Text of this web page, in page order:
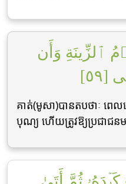
وَأَن
គាត់(មូសា)បានតបថាៈ ពេ
បុណ្យ ហើយត្រូវឱ្យប្រជាជនម